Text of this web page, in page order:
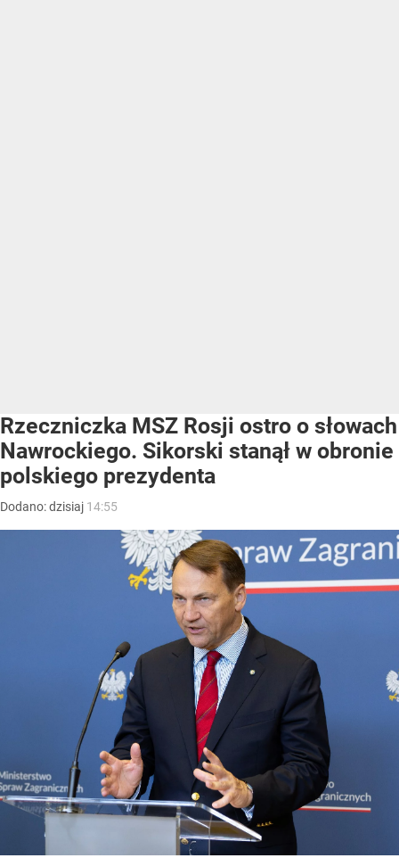
Rzeczniczka MSZ Rosji ostro o słowach
Nawrockiego. Sikorski stanął w obronie
polskiego prezydenta
Dodano:dzisiaj 14:55